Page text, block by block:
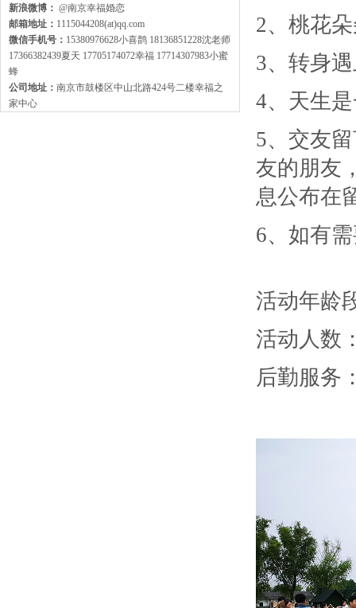
2、桃花
3、转身
4、天生
5、交友
友的朋友
息公布在
6、如有
活动年龄
活动人数
后勤服务
新浪微博： @南京幸福婚恋
邮箱地址： 1115044208(at)qq.com
微信手机号： 15380976628小喜鹊 18136851228沈老师
17366382439夏天 17705174072幸福 17714307983小蜜
蜂
公司地址： 南京市鼓楼区中山北路424号二楼幸福之
家中心